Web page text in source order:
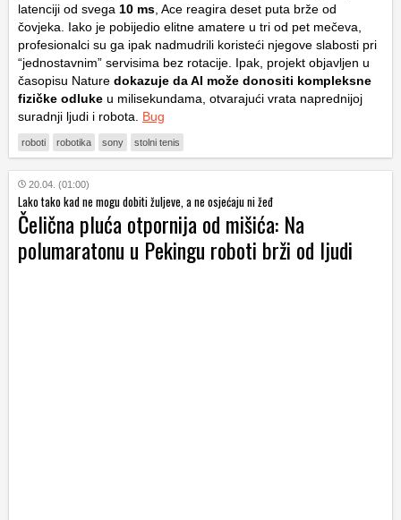
latenciji od svega 10 ms , Ace reagira deset puta brže od
čovjeka. Iako je pobijedio elitne amatere u tri od pet mečeva,
profesionalci su ga ipak nadmudrili koristeći njegove slabosti pri
“jednostavnim” servisima bez rotacije. Ipak, projekt objavljen u
časopisu Nature dokazuje da AI može donositi kompleksne
fizičke odluke u milisekundama, otvarajući vrata naprednijoj
suradnji ljudi i robota. Bug
roboti robotika sony stolni tenis
20.04. (01:00)
Lako tako kad ne mogu dobiti žuljeve, a ne osjećaju ni žeđ
Čelična pluća otpornija od mišića: Na
polumaratonu u Pekingu roboti brži od ljudi